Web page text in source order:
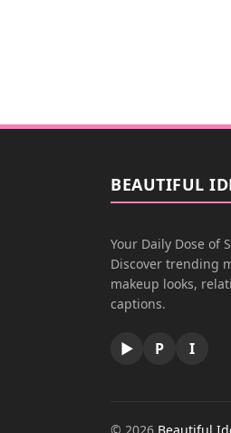
BEAUTIFUL
Your Daily Dose of
Discover trending
makeup looks,
captions.
▶ P I